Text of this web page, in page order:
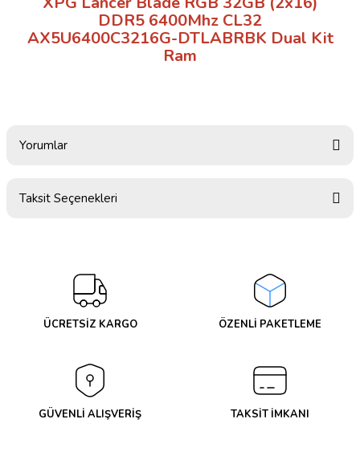
DDR5 6400Mhz CL32
AX5U6400C3216G-DTLABRBK Dual Kit
Ram
Yorumlar
Taksit Seçenekleri
ÜCRETSİZ KARGO ÖZENLİ PAKETLEME
GÜVENLİ ALIŞVERİŞ TAKSİT İMKANI